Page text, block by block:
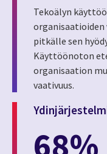
Tekoälyn
organisaatioiden
pitkälle sen
Käyttöönoton
organisaation
vaativuus.